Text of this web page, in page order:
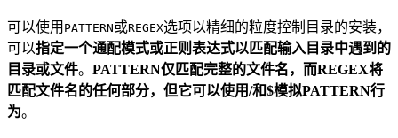
可以使用 PATTERN或REGEX选项以精细的粒度控制目录的安装，
可以指定一个通配模式或正则表达式以匹配输入目录中遇到的
目录或文件。 PATTERN仅匹配完整的文件名，而REGEX将
匹配文件名的任何部分，但它可以使用/和$模拟PATTERN行
为。